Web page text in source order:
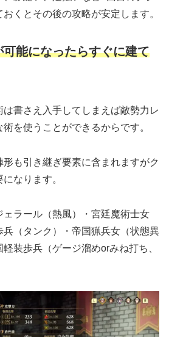
くとその後の攻略が安定します。
能になったらすぐに建て
は書さえ入手してしまえば敵勢力レ
を使うことができるからです。
形も引き継ぎ要素に含まれますがク
なります。
ェラール（熱風）・宮廷魔術士女
兵（タンク）・帝国猟兵女（状態異
装歩兵（ゲージ溜めorみね打ち、